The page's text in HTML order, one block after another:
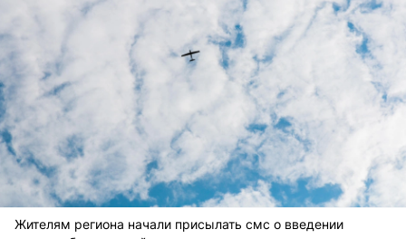
Жителям региона начали присылать смс о введении